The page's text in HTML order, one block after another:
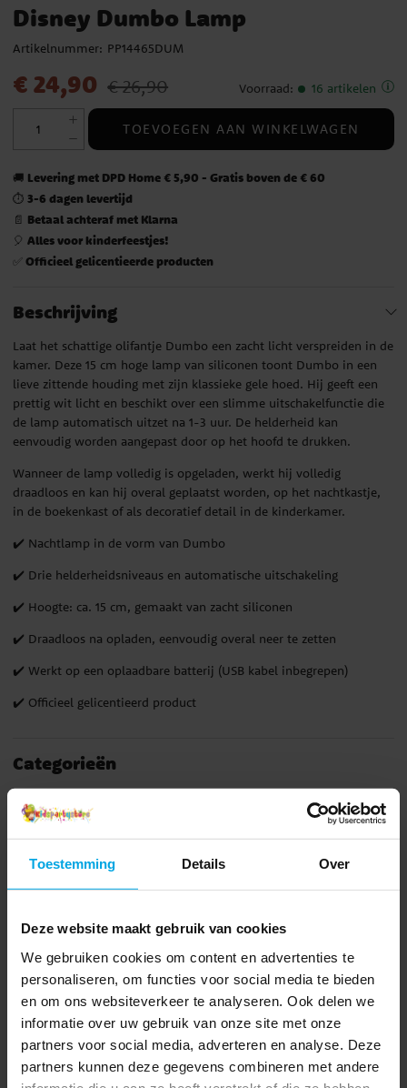
Toestemming Details Over
Deze website maakt gebruik van cookies
We gebruiken cookies om content en advertenties te
personaliseren, om functies voor social media te bieden
en om ons websiteverkeer te analyseren. Ook delen we
informatie over uw gebruik van onze site met onze
partners voor social media, adverteren en analyse. Deze
partners kunnen deze gegevens combineren met andere
Disney Dumbo Lamp
Artikelnummer: PP14465DUM
Actuele prijs:
€ 24,90 € 26,90 Voorraad: 16 artikelen
TOEVOEGEN AAN WINKELWAGEN
🚚 Levering met DPD Home € 5,90 - Gratis boven de € 60
⏱️ 3-6 dagen levertijd
📄 Betaal achteraf met Klarna
🎈 Alles voor kinderfeestjes!
✅ Officieel gelicentieerde producten
Beschrijving
Laat het schattige olifantje Dumbo een zacht licht verspreiden in de
kamer. Deze 15 cm hoge lamp van siliconen toont Dumbo in een
lieve zittende houding met zijn klassieke gele hoed. Hij geeft een
prettig wit licht en beschikt over een slimme uitschakelfunctie die
de lamp automatisch uitzet na 1-3 uur. De helderheid kan
eenvoudig worden aangepast door op het hoofd te drukken.
Wanneer de lamp volledig is opgeladen, werkt hij volledig
draadloos en kan hij overal geplaatst worden, op het nachtkastje,
in de boekenkast of als decoratief detail in de kinderkamer.
✔️ Nachtlamp in de vorm van Dumbo
✔️ Drie helderheidsniveaus en automatische uitschakeling
✔️ Hoogte: ca. 15 cm, gemaakt van zacht siliconen
✔️ Draadloos na opladen, eenvoudig overal neer te zetten
✔️ Werkt op een oplaadbare batterij (USB kabel inbegrepen)
✔️ Officieel gelicentieerd product
Categorieën
Disney
Speelgoed & Cadeaus
Anderen kochten ook